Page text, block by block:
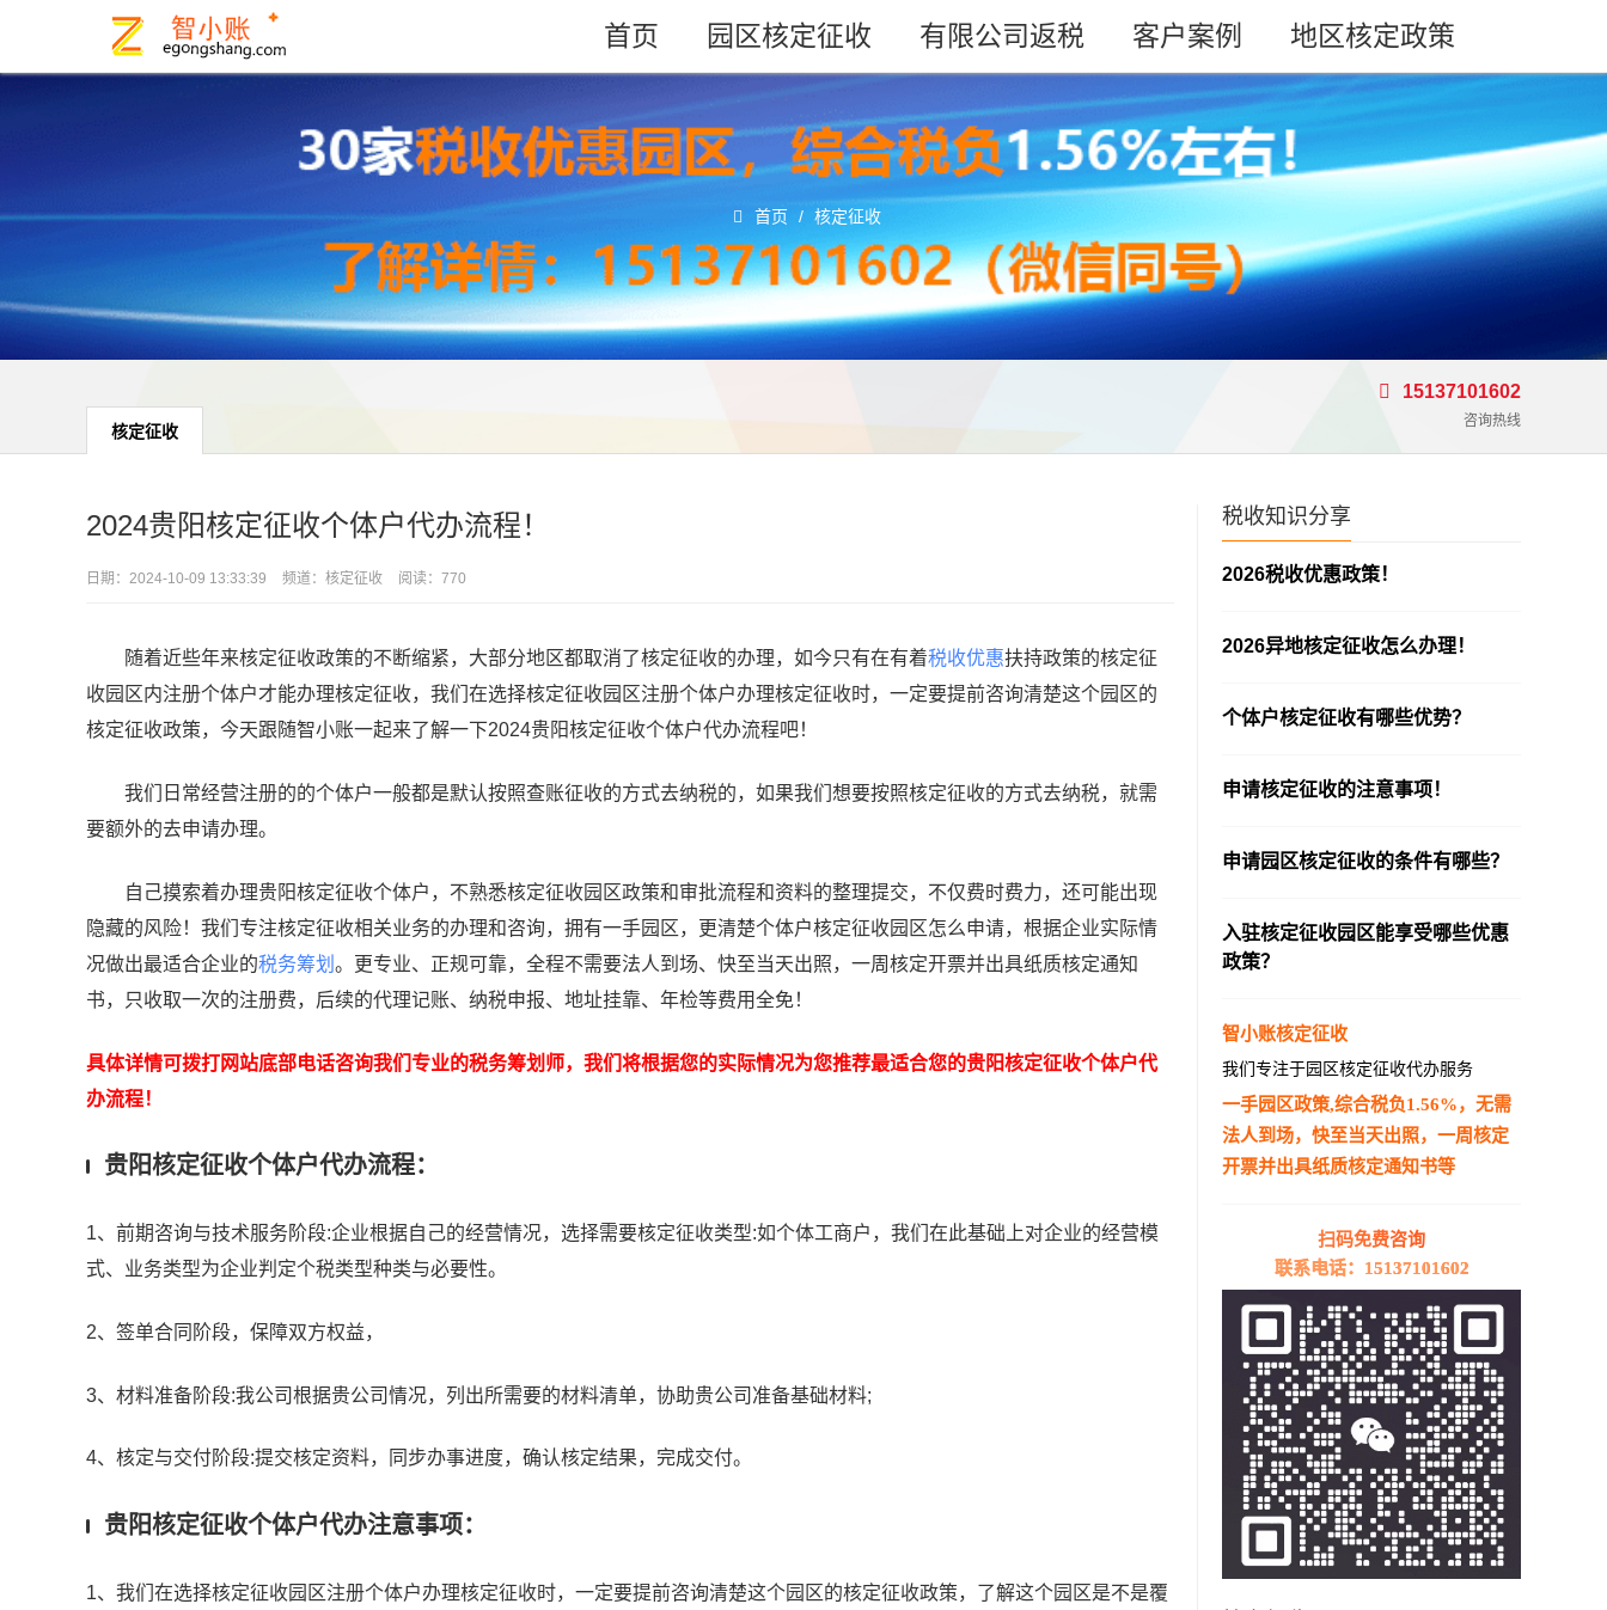
首页 园区核定征收 有限公司返税 客户案例 地区核定政策
首页 / 核定征收
核定征收
15137101602
咨询热线
税收知识分享
2026税收优惠政策！
2026异地核定征收怎么办理！
个体户核定征收有哪些优势？
申请核定征收的注意事项！
申请园区核定征收的条件有哪些？
入驻核定征收园区能享受哪些优惠
政策？
智小账核定征收
我们专注于园区核定征收代办服务
一手园区政策,综合税负1.56%，无需
法人到场，快至当天出照，一周核定
开票并出具纸质核定通知书等
扫码免费咨询
联系电话：15137101602
2024贵阳核定征收个体户代办流程！
日期： 2024-10-09 13:33:39 频道： 核定征收 阅读：770
随着近些年来核定征收政策的不断缩紧，大部分地区都取消了核定征收的办理，如今只有在有着税收优惠扶持政策的核定征
收园区内注册个体户才能办理核定征收，我们在选择核定征收园区注册个体户办理核定征收时，一定要提前咨询清楚这个园区的
核定征收政策，今天跟随智小账一起来了解一下2024贵阳核定征收个体户代办流程吧！
我们日常经营注册的的个体户一般都是默认按照查账征收的方式去纳税的，如果我们想要按照核定征收的方式去纳税，就需
要额外的去申请办理。
自己摸索着办理贵阳核定征收个体户，不熟悉核定征收园区政策和审批流程和资料的整理提交，不仅费时费力，还可能出现
隐藏的风险！我们专注核定征收相关业务的办理和咨询，拥有一手园区，更清楚个体户核定征收园区怎么申请，根据企业实际情
况做出最适合企业的税务筹划 。更专业、正规可靠，全程不需要法人到场、快至当天出照，一周核定开票并出具纸质核定通知
书，只收取一次的注册费，后续的代理记账、纳税申报、地址挂靠、年检等费用全免！
具体详情可拨打网站底部电话咨询我们专业的税务筹划师，我们将根据您的实际情况为您推荐最适合您的贵阳核定征收个体户代
办流程！
贵阳核定征收个体户代办流程：
1、前期咨询与技术服务阶段:企业根据自己的经营情况，选择需要核定征收类型:如个体工商户，我们在此基础上对企业的经营模
式、业务类型为企业判定个税类型种类与必要性。
2、签单合同阶段，保障双方权益，
3、材料准备阶段:我公司根据贵公司情况，列出所需要的材料清单，协助贵公司准备基础材料;
4、核定与交付阶段:提交核定资料，同步办事进度，确认核定结果，完成交付。
贵阳核定征收个体户代办注意事项：
1、我们在选择核定征收园区注册个体户办理核定征收时，一定要提前咨询清楚这个园区的核定征收政策，了解这个园区是不是覆